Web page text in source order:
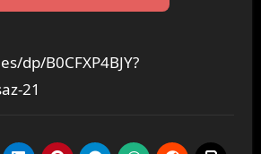
dp/B0CFXP4BJY?
21